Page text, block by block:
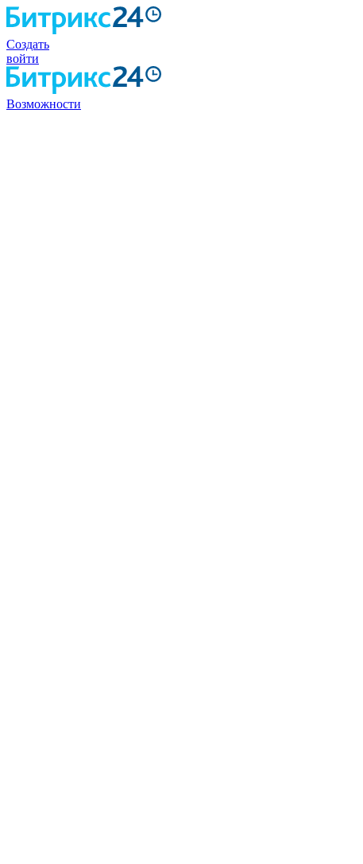
Создать
войти
Возможности